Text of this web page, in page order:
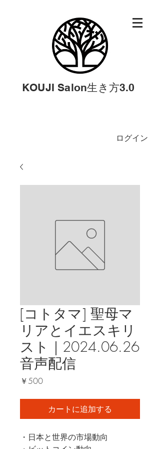
KOUJI Salon生き方3.0
ログイン
[コトタマ] 聖母マ
リアとイエスキリ
スト｜2024.06.26
音声配信
￥500価
カートに追加する
・日本と世界の市場動向